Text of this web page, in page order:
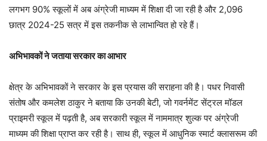
लगभग 90% स्कूलों में अब अंग्रेजी माध्यम में शिक्षा दी जा रही है और 2,096
छात्र 2024-25 सत्र में इस तकनीक से लाभान्वित हो रहे हैं।
अभिभावकों ने जताया सरकार का आभार
क्षेत्र के अभिभावकों ने सरकार के इस प्रयास की सराहना की है। पधर निवासी
संतोष और कमलेश ठाकुर ने बताया कि उनकी बेटी, जो गवर्नमेंट सेंट्रल मॉडल
प्राइमरी स्कूल में पढ़ती है, अब सरकारी स्कूल में नाममात्र शुल्क पर अंग्रेजी
माध्यम की शिक्षा प्राप्त कर रही है। साथ ही, स्कूल में आधुनिक स्मार्ट क्लासरूम की